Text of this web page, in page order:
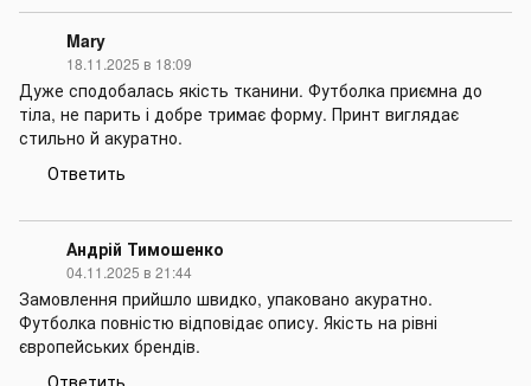
Mary
18.11.2025 в 18:09
Дуже сподобалась якість тканини. Футболка приємна до
тіла, не парить і добре тримає форму. Принт виглядає
стильно й акуратно.
Ответить
Андрій Тимошенко
04.11.2025 в 21:44
Замовлення прийшло швидко, упаковано акуратно.
Футболка повністю відповідає опису. Якість на рівні
європейських брендів.
Ответить